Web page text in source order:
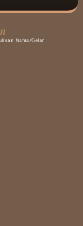
Nama/gelar